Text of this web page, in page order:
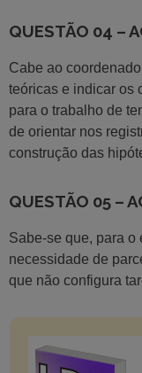
QUESTÃO 04 –
Cabe ao
teóricas e indicar os
para o trabalho de
de orientar nos
construção das
QUESTÃO 05 –
Sabe-se que, para o
necessidade de
que não configura